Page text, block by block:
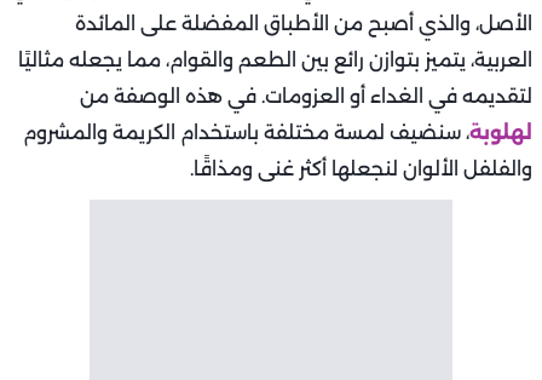
الأصل، والذي أصبح من الأطباق المفضلة على المائدة
العربية، يتميز بتوازن رائع بين الطعم والقوام، مما يجعله مثاليًا
لتقديمه في الغداء أو العزومات. في هذه الوصفة من
لهلوبة، سنضيف لمسة مختلفة باستخدام الكريمة والمشروم
والفلفل الألوان لنجعلها أكثر غنى ومذاقًا.